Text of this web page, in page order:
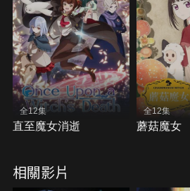
全12集
直至魔女消逝
全12集
蘑菇魔女
相關影片